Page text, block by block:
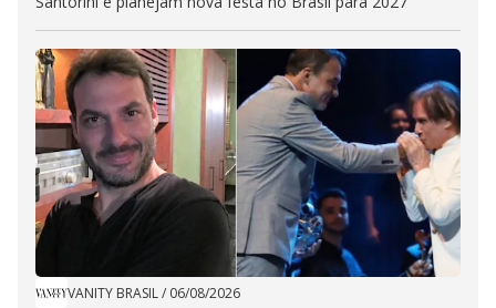
VANITY BRASIL/ 06/08/2026